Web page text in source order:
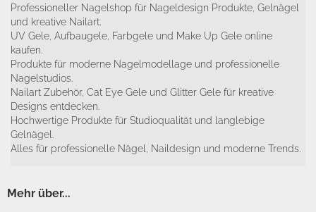
Professioneller Nagelshop für Nageldesign Produkte, Gelnägel
und kreative Nailart.
UV Gele, Aufbaugele, Farbgele und Make Up Gele online
kaufen.
Produkte für moderne Nagelmodellage und professionelle
Nagelstudios.
Nailart Zubehör, Cat Eye Gele und Glitter Gele für kreative
Designs entdecken.
Hochwertige Produkte für Studioqualität und langlebige
Gelnägel.
Alles für professionelle Nägel, Naildesign und moderne Trends.
Mehr über...